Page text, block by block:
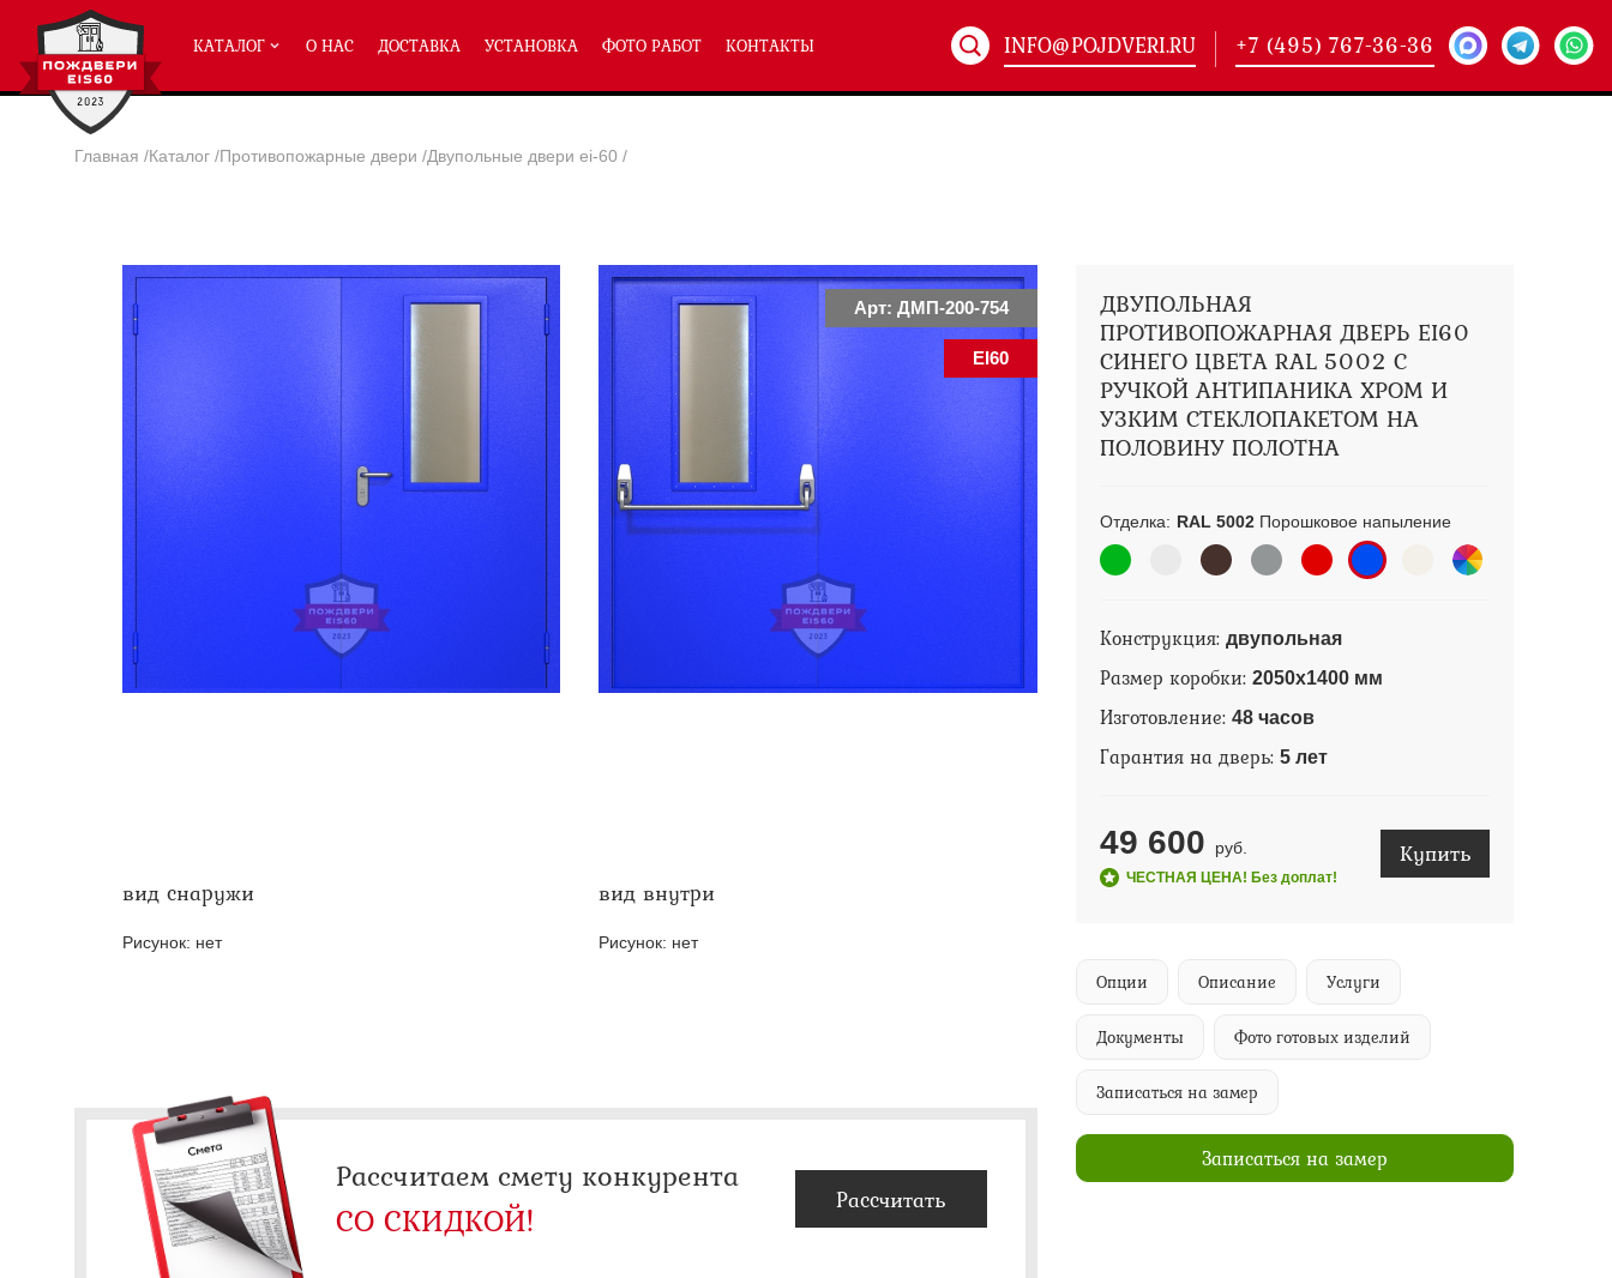
КАТАЛОГ
Полуторные двери ei-60(204)
Двупольные двери ei-60
Глухие двери ei-60
Остекленные двери ei-60
Светопозрачные двери с максимальным остеклением eiw-60
Двери с отделкой МДФ ei-60
Двери антипаника ei-60
Дымогазонепрницаемые двери eis-60
Двери ei-60 с отбойником
Двери ei-60 для медицинских учреждений
Противопожарные двери со стыковочным узлом
Полуторные технические двери
Двупольные технические двери(178)
О НАС ДОСТАВКА УСТАНОВКА ФОТО РАБОТ КОНТАКТЫ INFO@POJDVERI.RU +7 (495) 767-36-36
Главная /Каталог /Противопожарные двери /Двупольные двери ei-60 /
Арт: ДМП-200-754
EI60
вид снаружи
Рисунок: нет
вид внутри
Рисунок: нет
ДВУПОЛЬНАЯ
ПРОТИВОПОЖАРНАЯ ДВЕРЬ EI60
СИНЕГО ЦВЕТА RAL 5002 С
РУЧКОЙ АНТИПАНИКА ХРОМ И
УЗКИМ СТЕКЛОПАКЕТОМ НА
ПОЛОВИНУ ПОЛОТНА
Отделка: RAL 5002Порошковое напыление
Конструкция: двупольная
Размер коробки: 2050х1400 мм
Изготовление: 48 часов
Гарантия на дверь: 5 лет
49 600 руб.
ЧЕСТНАЯ ЦЕНА! Без доплат!
Купить
Опции Описание Услуги
Документы Фото готовых изделий
Записаться на замер
Записаться на замер
Рассчитаем смету конкурента
СО СКИДКОЙ! Рассчитать